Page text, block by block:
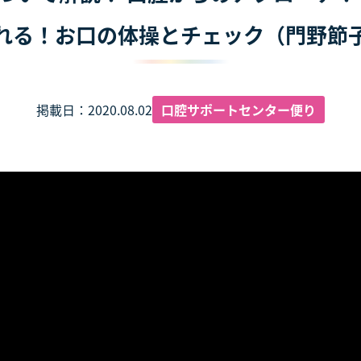
る！お口の体操とチェック（門野節
掲載日：2020.08.02 口腔サポートセンター便り